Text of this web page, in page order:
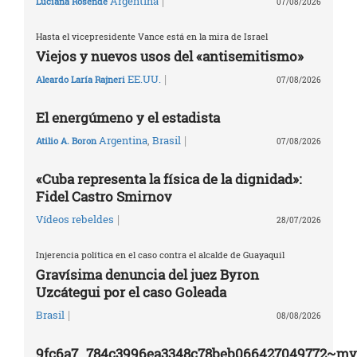
07/08/2026
Hasta el vicepresidente Vance está en la mira de Israel
Viejos y nuevos usos del «antisemitismo»
Aleardo Laría Rajneri EE.UU. | 07/08/2026
El energúmeno y el estadista
Atilio A. Boron Argentina, Brasil | 07/08/2026
«Cuba representa la física de la dignidad»:
Fidel Castro Smirnov
Vídeos rebeldes | 28/07/2026
Injerencia política en el caso contra el alcalde de Guayaquil
Gravísima denuncia del juez Byron
Uzcátegui por el caso Goleada
Brasil | 08/08/2026